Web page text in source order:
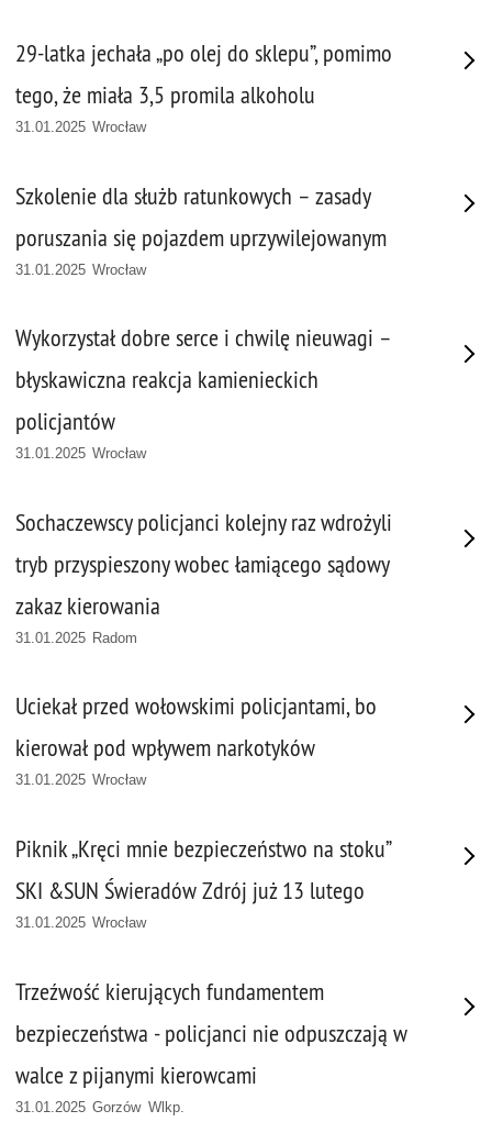
29-latka jechała „po olej do sklepu”, pomimo
tego, że miała 3,5 promila alkoholu
31.01.2025 Wrocław
Szkolenie dla służb ratunkowych – zasady
poruszania się pojazdem uprzywilejowanym
31.01.2025 Wrocław
Wykorzystał dobre serce i chwilę nieuwagi –
błyskawiczna reakcja kamienieckich
policjantów
31.01.2025 Wrocław
Sochaczewscy policjanci kolejny raz wdrożyli
tryb przyspieszony wobec łamiącego sądowy
zakaz kierowania
31.01.2025 Radom
Uciekał przed wołowskimi policjantami, bo
kierował pod wpływem narkotyków
31.01.2025 Wrocław
Piknik „Kręci mnie bezpieczeństwo na stoku”
SKI &SUN Świeradów Zdrój już 13 lutego
31.01.2025 Wrocław
Trzeźwość kierujących fundamentem
bezpieczeństwa - policjanci nie odpuszczają w
walce z pijanymi kierowcami
31.01.2025 Gorzów Wlkp.